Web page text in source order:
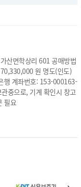
산면학상리 601 공매방법
원 명도(인도)
행 계좌번호: 153-000163-
중으로, 기계 확인시 창고
필요